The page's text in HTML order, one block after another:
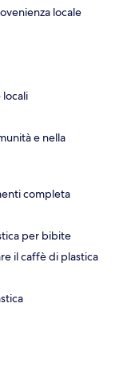
locale
locali
e nella
completa
per bibite
il caffè di plastica